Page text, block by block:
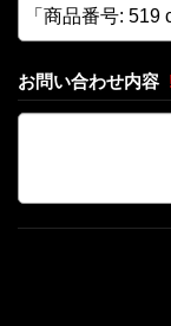
お問い合わせ内容